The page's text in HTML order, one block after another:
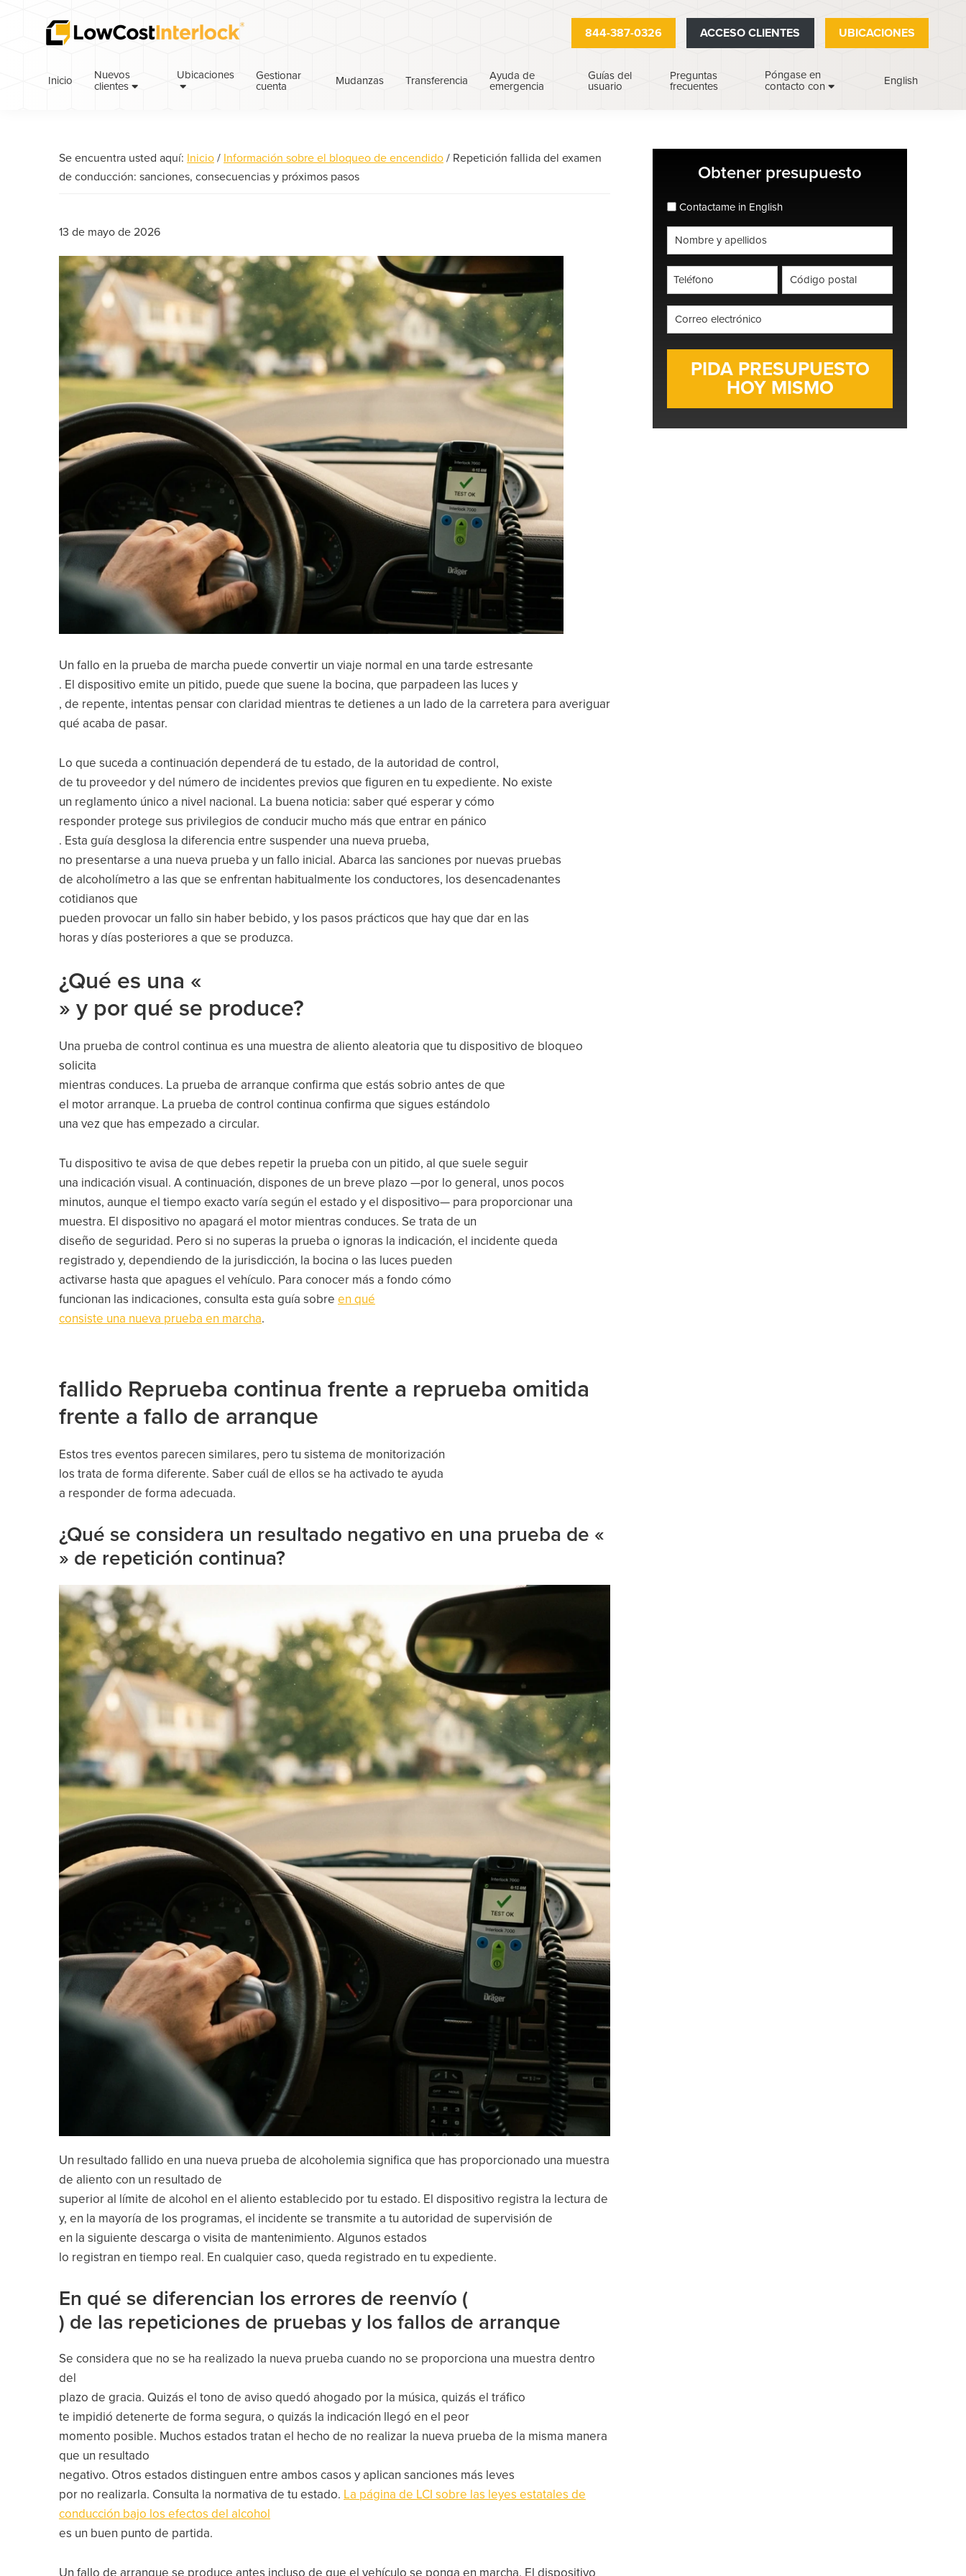
contenido
844-387-0326 ACCESO CLIENTES UBICACIONES
Inicio
Nuevos
clientes
Ubicaciones
Gestionar
cuenta
Mudanzas Transferencia
Ayuda de
emergencia
Guías del
usuario
Preguntas
frecuentes
Póngase en
contacto con
English
Se encuentra usted aquí: Inicio / Información sobre el bloqueo de encendido / Repetición fallida del examen
de conducción: sanciones, consecuencias y próximos pasos
13 de mayo de 2026
Un fallo en la prueba de marcha puede convertir un viaje normal en una tarde estresante
. El dispositivo emite un pitido, puede que suene la bocina, que parpadeen las luces y
, de repente, intentas pensar con claridad mientras te detienes a un lado de la carretera para averiguar
qué acaba de pasar.
Lo que suceda a continuación dependerá de tu estado, de la autoridad de control,
de tu proveedor y del número de incidentes previos que figuren en tu expediente. No existe
un reglamento único a nivel nacional. La buena noticia: saber qué esperar y cómo
responder protege sus privilegios de conducir mucho más que entrar en pánico
. Esta guía desglosa la diferencia entre suspender una nueva prueba,
no presentarse a una nueva prueba y un fallo inicial. Abarca las sanciones por nuevas pruebas
de alcoholímetro a las que se enfrentan habitualmente los conductores, los desencadenantes
cotidianos que
pueden provocar un fallo sin haber bebido, y los pasos prácticos que hay que dar en las
horas y días posteriores a que se produzca.
¿Qué es una «
» y por qué se produce?
Una prueba de control continua es una muestra de aliento aleatoria que tu dispositivo de bloqueo
solicita
mientras conduces. La prueba de arranque confirma que estás sobrio antes de que
el motor arranque. La prueba de control continua confirma que sigues estándolo
una vez que has empezado a circular.
Tu dispositivo te avisa de que debes repetir la prueba con un pitido, al que suele seguir
una indicación visual. A continuación, dispones de un breve plazo —por lo general, unos pocos
minutos, aunque el tiempo exacto varía según el estado y el dispositivo— para proporcionar una
muestra. El dispositivo no apagará el motor mientras conduces. Se trata de un
diseño de seguridad. Pero si no superas la prueba o ignoras la indicación, el incidente queda
registrado y, dependiendo de la jurisdicción, la bocina o las luces pueden
activarse hasta que apagues el vehículo. Para conocer más a fondo cómo
funcionan las indicaciones, consulta esta guía sobre en qué
consiste una nueva prueba en marcha.
fallido Reprueba continua frente a reprueba omitida
frente a fallo de arranque
Estos tres eventos parecen similares, pero tu sistema de monitorización
los trata de forma diferente. Saber cuál de ellos se ha activado te ayuda
a responder de forma adecuada.
¿Qué se considera un resultado negativo en una prueba de «
» de repetición continua?
Un resultado fallido en una nueva prueba de alcoholemia significa que has proporcionado una muestra
de aliento con un resultado de
superior al límite de alcohol en el aliento establecido por tu estado. El dispositivo registra la lectura de
y, en la mayoría de los programas, el incidente se transmite a tu autoridad de supervisión de
en la siguiente descarga o visita de mantenimiento. Algunos estados
lo registran en tiempo real. En cualquier caso, queda registrado en tu expediente.
En qué se diferencian los errores de reenvío (
) de las repeticiones de pruebas y los fallos de arranque
Se considera que no se ha realizado la nueva prueba cuando no se proporciona una muestra dentro
del
plazo de gracia. Quizás el tono de aviso quedó ahogado por la música, quizás el tráfico
te impidió detenerte de forma segura, o quizás la indicación llegó en el peor
momento posible. Muchos estados tratan el hecho de no realizar la nueva prueba de la misma manera
que un resultado
negativo. Otros estados distinguen entre ambos casos y aplican sanciones más leves
por no realizarla. Consulta la normativa de tu estado. La página de LCI sobre las leyes estatales de
conducción bajo los efectos del alcohol
es un buen punto de partida.
Un fallo de arranque se produce antes incluso de que el vehículo se ponga en marcha. El dispositivo
Barra
principal
Obtener presupuesto
espanol_espanol
Contactame in English
completo
*
*
Código
postal
*
electrónico
*